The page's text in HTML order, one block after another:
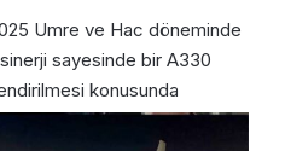
Umre ve Hac döneminde
sayesinde bir A330
konusunda